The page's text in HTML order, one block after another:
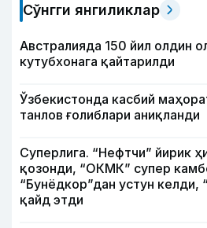
Сўнгги янгиликлар
Австралияда 150 йил олдин
кутубхонага қайтарилди
Ўзбекистонда касбий
танлов ғолиблари аниқланди
Суперлига. “Нефтчи” йирик
қозонди, “ОКМК” супер
“Бунёдкор”дан устун келди,
қайд этди